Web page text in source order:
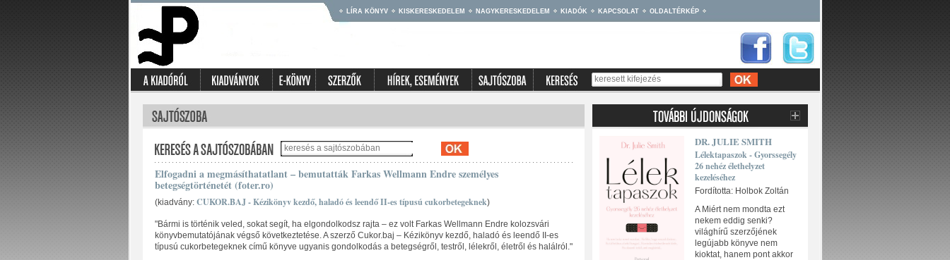
LÍRA KÖNYV KISKERESKEDELEM NAGYKERESKEDELEM KIADÓK KAPCSOLAT OLDALTÉRKÉP
Elfogadni a megmásíthatatlant – bemutatták Farkas Wellmann Endre személyes
betegségtörténetét (foter.ro)
(kiadvány: CUKOR.BAJ - Kézikönyv kezdő, haladó és leendő II-es típusú cukorbetegeknek)
"Bármi is történik veled, sokat segít, ha elgondolkodsz rajta – ez volt Farkas Wellmann Endre kolozsvári
könyvbemutatójának végső következtetése. A szerző Cukor.baj – Kézikönyv kezdő, haladó és leendő II-es
típusú cukorbetegeknek című könyve ugyanis gondolkodás a betegségről, testről, lélekről, életről és halálról."
DR. JULIE SMITH
Lélektapaszok - Gyorssegély
26 nehéz élethelyzet
kezeléséhez
Fordította: Holbok Zoltán
A Miért nem mondta ezt
nekem eddig senki?
világhírű szerzőjének
legújabb könyve nem
kioktat, hanem pont akkor